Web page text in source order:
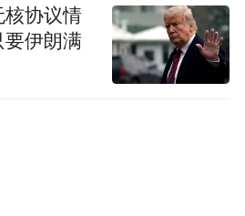
核协议情
要伊朗满